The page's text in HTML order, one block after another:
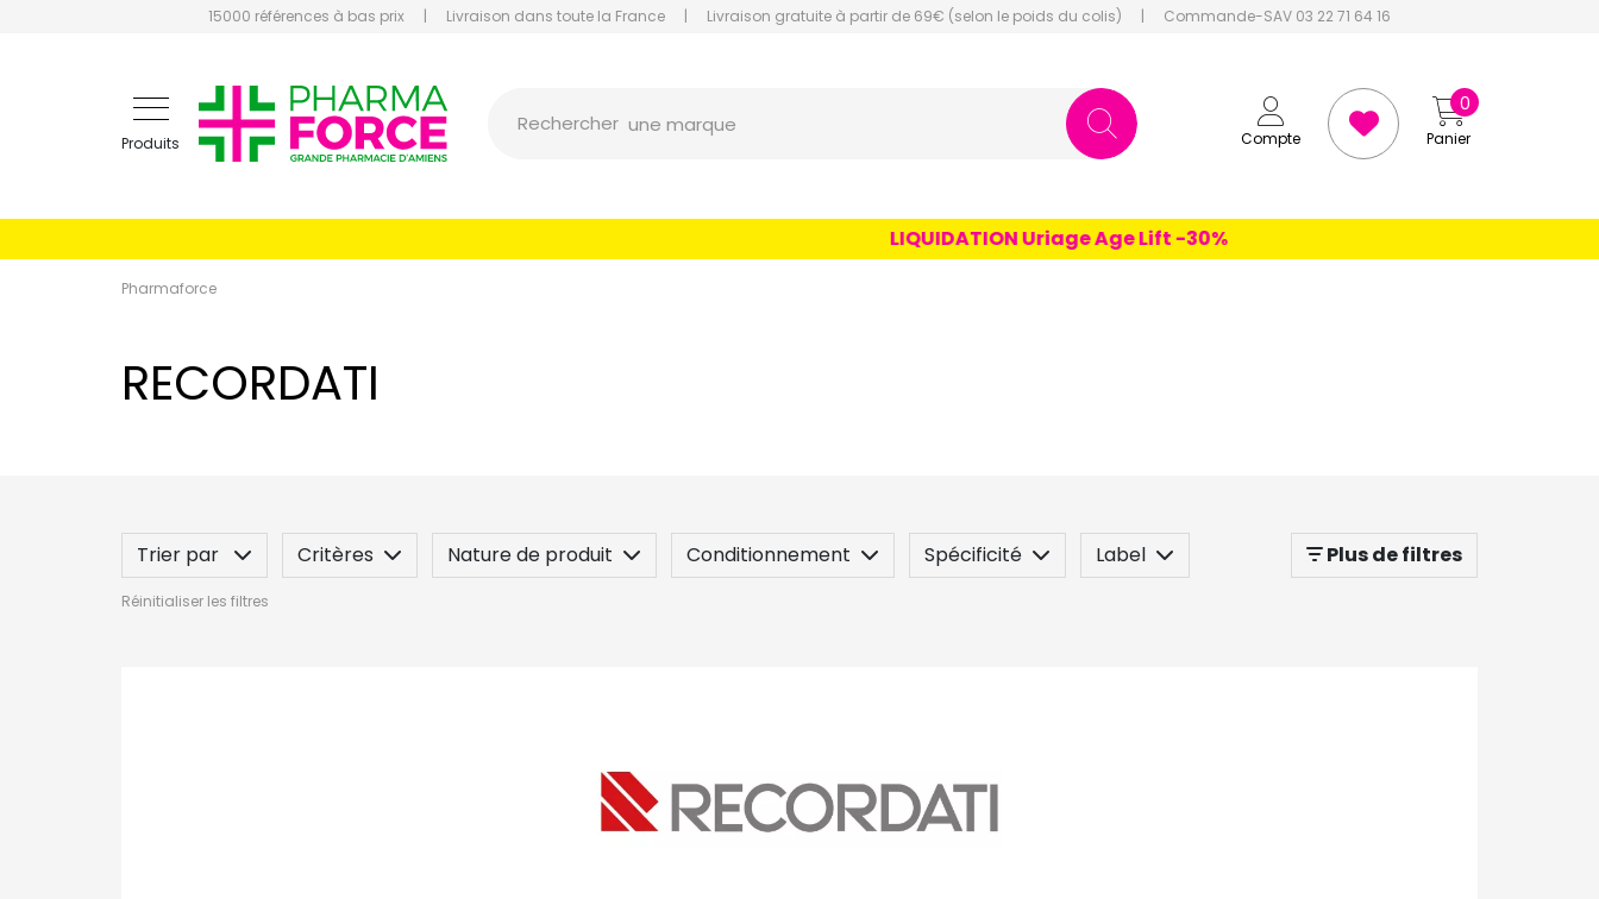
15000 références à bas prix | Livraison dans toute la France | Livraison gratuite à partir de 69€ (selon le poids du colis) | Commande-SAV 03 22 71 64 16
Produits Compte Panier
0
Rechercher une marque
un produit
une marque
LIQUIDATION Uriage Age Lift -30%
Pharmaforce
RECORDATI
Trier par Critères Nature de produit Conditionnement Spécificité
Label
Indication / Contre-indication
Plus de filtres
Réinitialiser les filtres